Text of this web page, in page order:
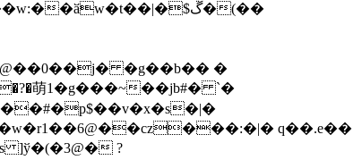
�g��b�� �